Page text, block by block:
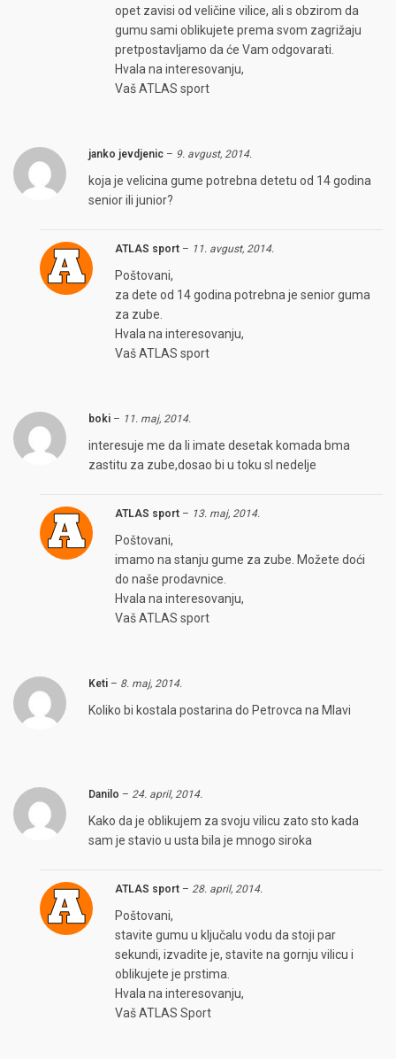
opet zavisi od veličine vilice, ali s obzirom da
gumu sami oblikujete prema svom zagrižaju
pretpostavljamo da će Vam odgovarati.
Hvala na interesovanju,
Vaš ATLAS sport
janko jevdjenic – 9. avgust, 2014.
koja je velicina gume potrebna detetu od 14 godina
senior ili junior?
ATLAS sport – 11. avgust, 2014.
Poštovani,
za dete od 14 godina potrebna je senior guma
za zube.
Hvala na interesovanju,
Vaš ATLAS sport
boki – 11. maj, 2014.
interesuje me da li imate desetak komada bma
zastitu za zube,dosao bi u toku sl nedelje
ATLAS sport – 13. maj, 2014.
Poštovani,
imamo na stanju gume za zube. Možete doći
do naše prodavnice.
Hvala na interesovanju,
Vaš ATLAS sport
Keti – 8. maj, 2014.
Koliko bi kostala postarina do Petrovca na Mlavi
Danilo – 24. april, 2014.
Kako da je oblikujem za svoju vilicu zato sto kada
sam je stavio u usta bila je mnogo siroka
ATLAS sport – 28. april, 2014.
Poštovani,
stavite gumu u ključalu vodu da stoji par
sekundi, izvadite je, stavite na gornju vilicu i
oblikujete je prstima.
Hvala na interesovanju,
Vaš ATLAS Sport